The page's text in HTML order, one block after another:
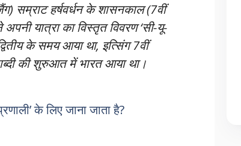
सम्राट हर्षवर्धन के शासनकाल (7वीं
यात्रा का विस्तृत विवरण ‘सी-यू-
के समय आया था, इत्सिंग 7वीं
की शुरुआत में भारत आया था।
के लिए जाना जाता है?